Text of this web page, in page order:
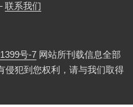
联系我们
号-7网站所刊载信息全部
侵犯到您权利，请与我们取得